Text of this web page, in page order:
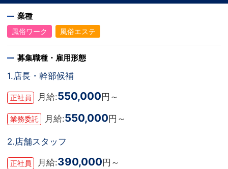
業種
風俗ワーク 風俗エステ
募集職種・雇用形態
1.店長・幹部候補
正社員 月給:550,000 円～
業務委託 月給:550,000円～
2.店舗スタッフ
正社員 月給:390,000 円～